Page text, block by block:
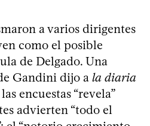
a varios dirigentes
como el posible
de Delgado. Una
Gandini dijo a la diaria
encuestas “revela”
advierten “todo el